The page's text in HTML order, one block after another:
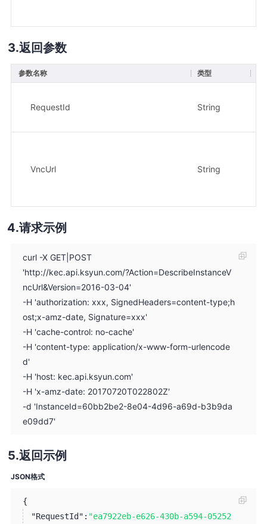
返回参数
参数名称 类型
RequestId String
VncUrl String
请求示例
curl -X GET|POST
'http://kec.api.ksyun.com/?Action=DescribeInstanceV
ncUrl&Version=2016-03-04'
-H 'authorization: xxx, SignedHeaders=content-type;h
ost;x-amz-date, Signature=xxx'
-H 'cache-control: no-cache'
-H 'content-type: application/x-www-form-urlencode
d'
-H 'host: kec.api.ksyun.com'
-H 'x-amz-date: 20170720T022802Z'
-d 'InstanceId=60bb2be2-8e04-4d96-a69d-b3b9da
e09dd7'
返回示例
JSON格式
{
"RequestId": "ea7922eb-e626-430b-a594-05252